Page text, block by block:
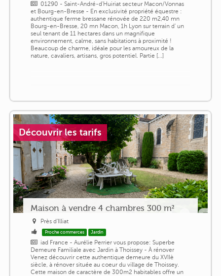
01290 - Saint-André-d'Huiriat secteur Macon/Vonnas
et Bourg-en-Bresse - En exclusivité propriété équestre :
authentique ferme bressane rénovée de 220 m2,40 mn
Bourg-en-Bresse, 20 mn Macon, 1h Lyon sur terrain d' un
seul tenant de 11 hectares dans un magnifique
environnement, calme, sans habitations à proximité !
Beaucoup de charme, idéale pour les amoureux de la
nature, cavaliers, artisans, gros potentiel. Partie [...]
Découvrir les tarifs
Maison à vendre 4 chambres 300 m²
Près d'Illiat
Proche commerces Jardin
iad France - Aurélie Perrier vous propose: Superbe
Demeure Familiale avec Jardin à Thoissey - À rénover
Venez découvrir cette authentique demeure du XVIIè
siècle, à rénover située au coeur du village de Thoissey.
Cette maison de caractère de 300m2 habitables offre un